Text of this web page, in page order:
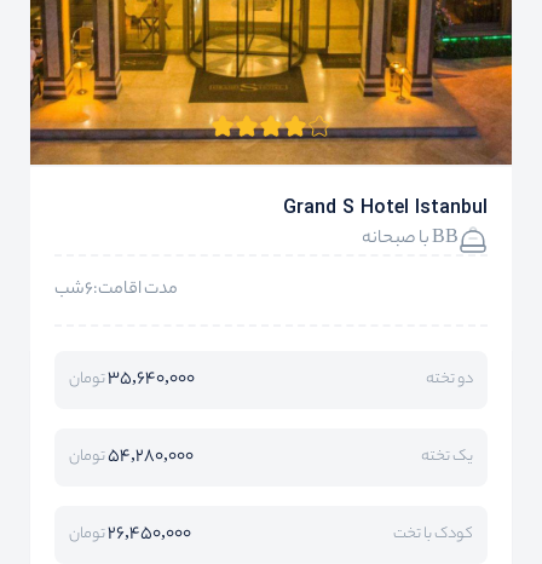
Grand S Hotel Istanbul
BB با صبحانه
مدت اقامت:6شب
دو تخته 35,640,000تومان
یک تخته 54,280,000تومان
کودک با تخت 26,450,000تومان